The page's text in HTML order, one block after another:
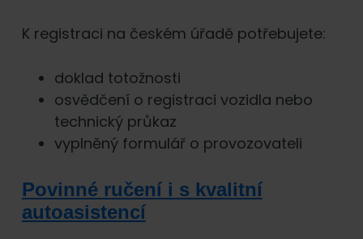
K registraci na českém úřadě potřebujete:
doklad totožnosti
osvědčení o registraci vozidla nebo
technický průkaz
vyplněný formulář o provozovateli
Povinné ručení i s kvalitní
autoasistencí